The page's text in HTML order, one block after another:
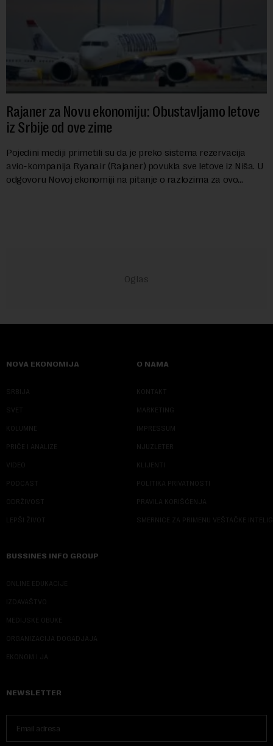
Rajaner za Novu ekonomiju: Obustavljamo letove
iz Srbije od ove zime
Pojedini mediji primetili su da je preko sistema rezervacija
avio-kompanija Ryanair (Rajaner) povukla sve letove iz Niša. U
odgovoru Novoj ekonomiji na pitanje o razlozima za ovo
NOVA EKONOMIJA
SRBIJA
SVET
KOLUMNE
PRIČE I ANALIZE
VIDEO
PODCAST
ODRŽIVOST
LEPŠI ŽIVOT
O NAMA
KONTAKT
MARKETING
IMPRESSUM
NJUZLETER
KLIJENTI
POLITIKA PRIVATNOSTI
PRAVILA KORIŠĆENJA
SMERNICE ZA PRIMENU VEŠTAČKE
BUSSINES INFO GROUP
ONLINE EDUKACIJE
IZDAVAŠTVO
MEDIJSKE OBUKE
ORGANIZACIJA DOGADJAJA
EKONOM I JA
NEWSLETTER